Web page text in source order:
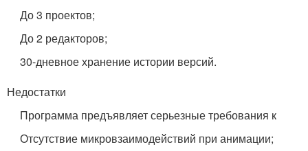
До 3 проектов;
До 2 редакторов;
30-дневное хранение истории версий.
Недостатки
Программа предъявляет серьезные требования к
Отсутствие микровзаимодействий при анимации;